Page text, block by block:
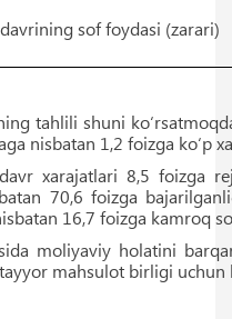
sof foydasi (zarari)
tahlili shuni
nisbatan 1,2 foizga ko‘p
xarajatlari 8,5 foizga
70,6 foizga
16,7 foizga kamroq
moliyaviy holatini
mahsulot birligi